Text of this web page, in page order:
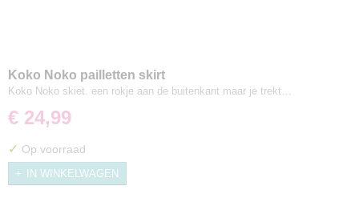
Koko Noko pailletten skirt
Koko Noko skiet. een rokje aan de buitenkant maar je trekt…
€ 24,99
✓ Op voorraad
IN WINKELWAGEN